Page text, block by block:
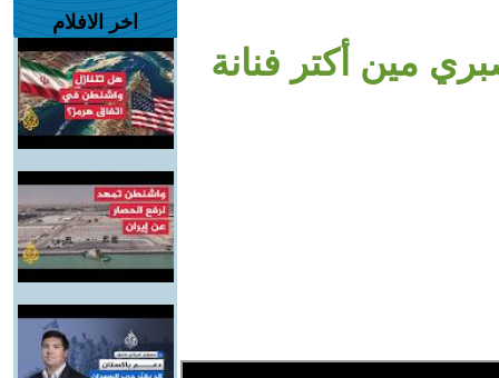
مين أكتر فنانة
اخر الافلام